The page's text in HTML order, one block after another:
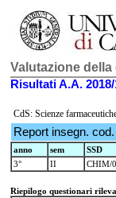
Valutazione
Risultati A.A. 2018/
CdS: Scienze
Report insegn. cod.
anno sem SSD
3°
II CHIM/
Riepilogo questionari